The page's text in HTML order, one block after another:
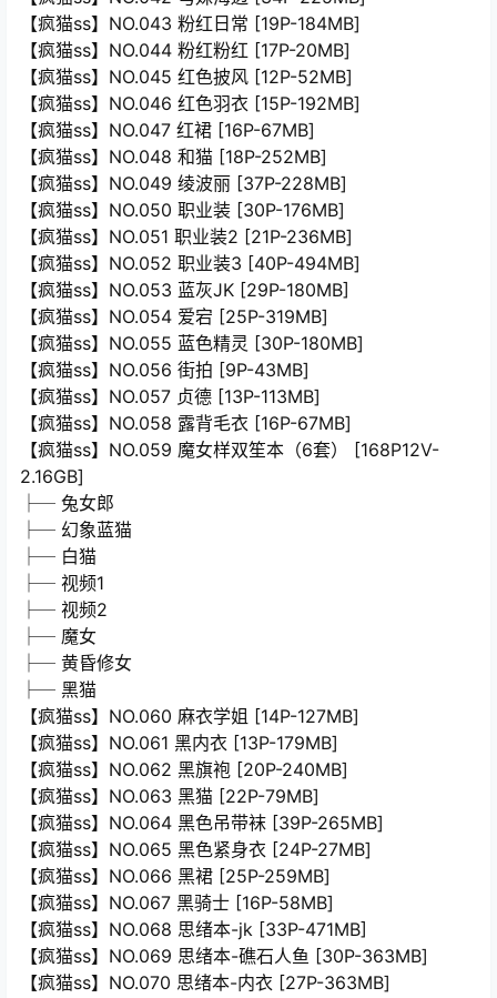
【疯猫ss】NO.043 粉红日常 [19P-184MB]
【疯猫ss】NO.044 粉红粉红 [17P-20MB]
【疯猫ss】NO.045 红色披风 [12P-52MB]
【疯猫ss】NO.046 红色羽衣 [15P-192MB]
【疯猫ss】NO.047 红裙 [16P-67MB]
【疯猫ss】NO.048 和猫 [18P-252MB]
【疯猫ss】NO.049 绫波丽 [37P-228MB]
【疯猫ss】NO.050 职业装 [30P-176MB]
【疯猫ss】NO.051 职业装2 [21P-236MB]
【疯猫ss】NO.052 职业装3 [40P-494MB]
【疯猫ss】NO.053 蓝灰JK [29P-180MB]
【疯猫ss】NO.054 爱宕 [25P-319MB]
【疯猫ss】NO.055 蓝色精灵 [30P-180MB]
【疯猫ss】NO.056 街拍 [9P-43MB]
【疯猫ss】NO.057 贞德 [13P-113MB]
【疯猫ss】NO.058 露背毛衣 [16P-67MB]
【疯猫ss】NO.059 魔女样双笙本（6套） [168P12V-
2.16GB]
├─ 兔女郎
├─ 幻象蓝猫
├─ 白猫
├─ 视频1
├─ 视频2
├─ 魔女
├─ 黄昏修女
├─ 黑猫
【疯猫ss】NO.060 麻衣学姐 [14P-127MB]
【疯猫ss】NO.061 黑内衣 [13P-179MB]
【疯猫ss】NO.062 黑旗袍 [20P-240MB]
【疯猫ss】NO.063 黑猫 [22P-79MB]
【疯猫ss】NO.064 黑色吊带袜 [39P-265MB]
【疯猫ss】NO.065 黑色紧身衣 [24P-27MB]
【疯猫ss】NO.066 黑裙 [25P-259MB]
【疯猫ss】NO.067 黑骑士 [16P-58MB]
【疯猫ss】NO.068 思绪本-jk [33P-471MB]
【疯猫ss】NO.069 思绪本-礁石人鱼 [30P-363MB]
【疯猫ss】NO.070 思绪本-内衣 [27P-363MB]